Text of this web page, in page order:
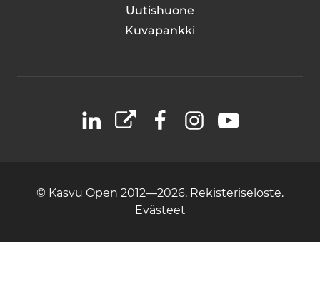
Uutishuone
Kuvapankki
LinkedIn
X FacebookInstagramYouTube
© Kasvu Open 2012—2026. Rekisteriseloste.
Evästeet